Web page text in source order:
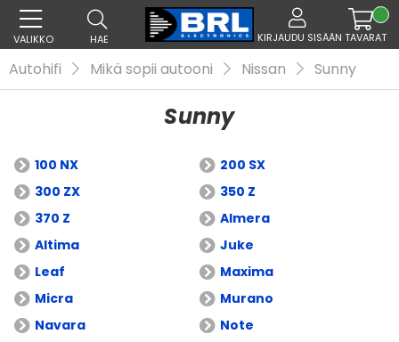
VALIKKO HAE KIRJAUDU SISÄÄN TAVARAT
Autohifi Mikä sopii autooni Nissan Sunny
Sunny
100 NX
200 SX
300 ZX
350 Z
370 Z
Almera
Altima
Juke
Leaf
Maxima
Micra
Murano
Navara
Note